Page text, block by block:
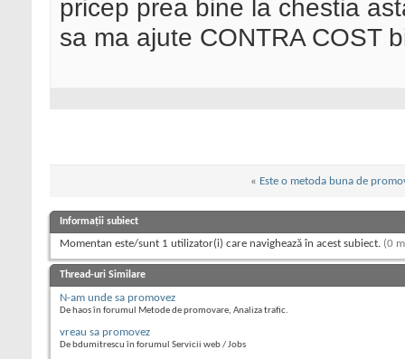
pricep prea bine la chestia
sa ma ajute CONTRA COST
« Este o metoda buna de
Informații subiect
Momentan este/sunt 1 utilizator(i) care navighează în acest subiect. (0
Thread-uri Similare
N-am unde sa promovez
De haos în forumul Metode de promovare, Analiza trafic.
vreau sa promovez
De bdumitrescu în forumul Servicii web / Jobs